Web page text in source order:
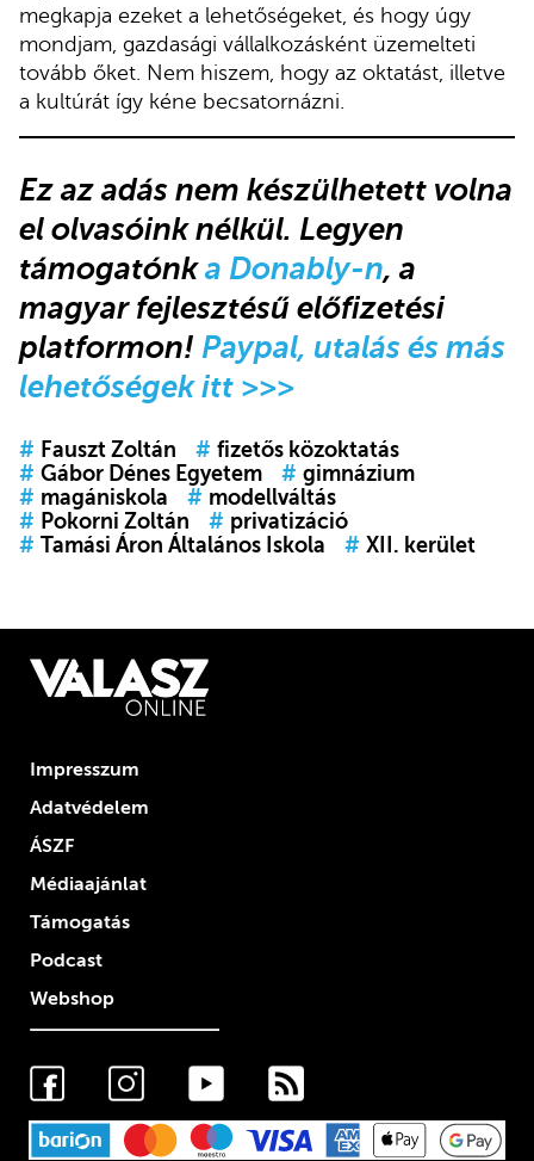
megkapja ezeket a lehetőségeket, és hogy úgy
mondjam, gazdasági vállalkozásként üzemelteti
tovább őket. Nem hiszem, hogy az oktatást, illetve
a kultúrát így kéne becsatornázni.
Ez az adás nem készülhetett volna
el olvasóink nélkül. Legyen
támogatónka Donably-n, a
magyar fejlesztésű előfizetési
platformon! Paypal, utalás és más
lehetőségek itt >>>
# Fauszt Zoltán # fizetős közoktatás
# Gábor Dénes Egyetem # gimnázium
# magániskola # modellváltás
# Pokorni Zoltán # privatizáció
# Tamási Áron Általános Iskola # XII. kerület
Impresszum
Adatvédelem
ÁSZF
Médiaajánlat
Támogatás
Podcast
Webshop